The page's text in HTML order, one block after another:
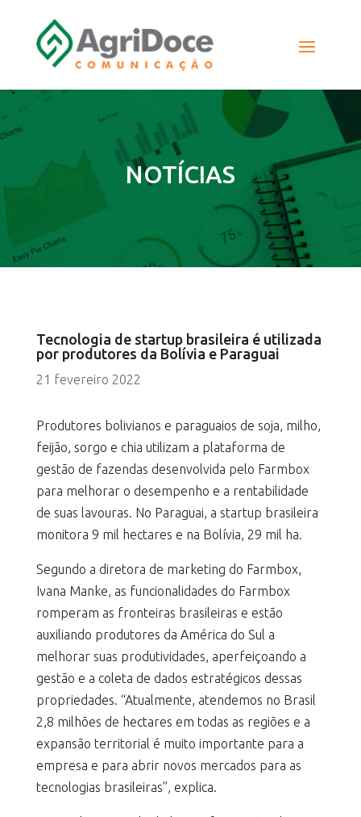
NOTÍCIAS
Tecnologia de startup brasileira é utilizada
por produtores da Bolívia e Paraguai
21 fevereiro 2022
Produtores bolivianos e paraguaios de soja, milho,
feijão, sorgo e chia utilizam a plataforma de
gestão de fazendas desenvolvida pelo Farmbox
para melhorar o desempenho e a rentabilidade
de suas lavouras. No Paraguai, a startup brasileira
monitora 9 mil hectares e na Bolívia, 29 mil ha.
Segundo a diretora de marketing do Farmbox,
Ivana Manke, as funcionalidades do Farmbox
romperam as fronteiras brasileiras e estão
auxiliando produtores da América do Sul a
melhorar suas produtividades, aperfeiçoando a
gestão e a coleta de dados estratégicos dessas
propriedades. “Atualmente, atendemos no Brasil
2,8 milhões de hectares em todas as regiões e a
expansão territorial é muito importante para a
empresa e para abrir novos mercados para as
tecnologias brasileiras”, explica.